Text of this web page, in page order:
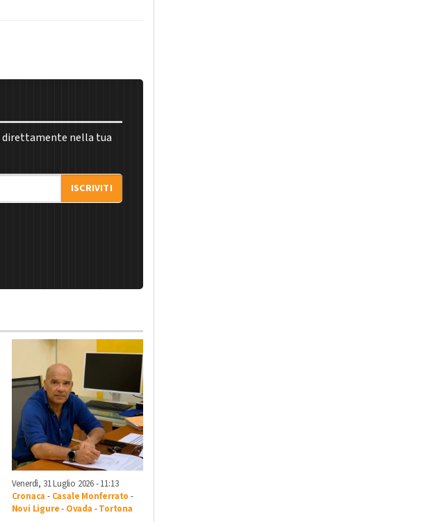
direttamente nella tua
ISCRIVITI
Venerdì, 31 Luglio 2026 - 11:13
Cronaca - Casale Monferrato -
Novi Ligure- Ovada -Tortona